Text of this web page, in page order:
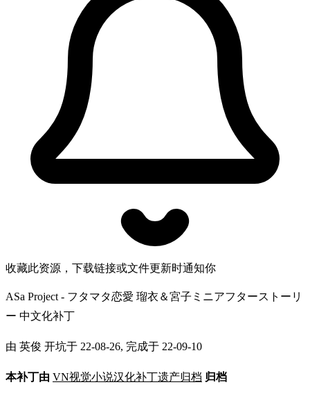
收藏此资源，下载链接或文件更新时通知你
ASa Project - フタマタ恋愛 瑠衣＆宮子ミニアフターストーリ
ー 中文化补丁
由 英俊 开坑于 22-08-26, 完成于 22-09-10
本补丁由 VN视觉小说汉化补丁遗产归档 归档